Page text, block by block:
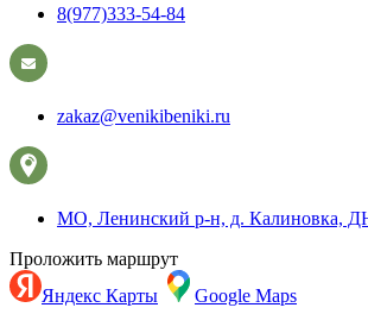
8(977)333-54-84
zakaz@venikibeniki.ru
МО, Ленинский р-н, д. Калиновка,
Проложить маршрут
Яндекс Карты
Google Maps